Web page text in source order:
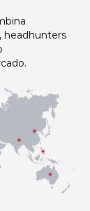
headhunters